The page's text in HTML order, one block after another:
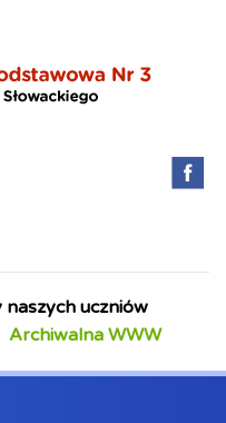
naszych uczniów
Archiwalna WWW